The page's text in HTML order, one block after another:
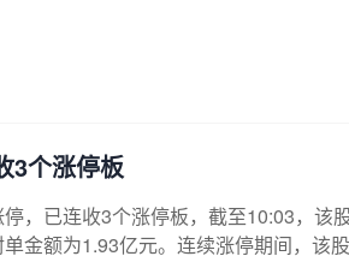
3个涨停板
，已连收3个涨停板，截至10:03，
金额为1.93亿元。连续涨停期间，该